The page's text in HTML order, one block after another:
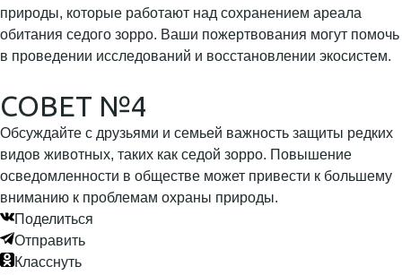
природы, которые работают над сохранением ареала
обитания седого зорро. Ваши пожертвования могут помочь
в проведении исследований и восстановлении экосистем.
СОВЕТ №4
Обсуждайте с друзьями и семьей важность защиты редких
видов животных, таких как седой зорро. Повышение
осведомленности в обществе может привести к большему
вниманию к проблемам охраны природы.
Поделиться
Отправить
Класснуть